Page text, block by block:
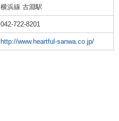
横浜線 古淵駅
042-722-8201
http://www.heartful-sanwa.co.jp/